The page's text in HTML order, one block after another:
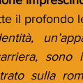
il profondo
sulla